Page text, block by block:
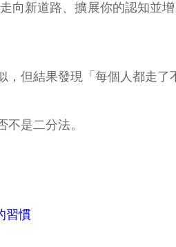
新道路、擴展你的認知並
但結果發現「每個人都走了
是二分法。
習慣